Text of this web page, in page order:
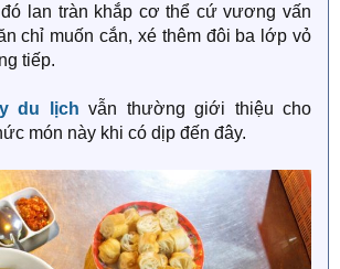
lan tràn khắp cơ thể cứ vương vấn
chỉ muốn cắn, xé thêm đôi ba lớp vỏ
tiếp.
du lịch vẫn thường giới thiệu cho
món này khi có dịp đến đây.